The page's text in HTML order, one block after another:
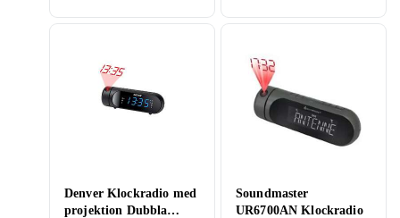
Denver Klockradio med
projektion Dubbla
Soundmaster
UR6700AN Klockradio